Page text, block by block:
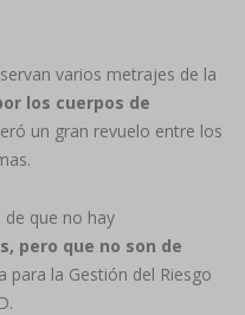
varios metrajes de la
los cuerpos de
un gran revuelo entre los
que no hay
pero que no son de
para la Gestión del Riesgo